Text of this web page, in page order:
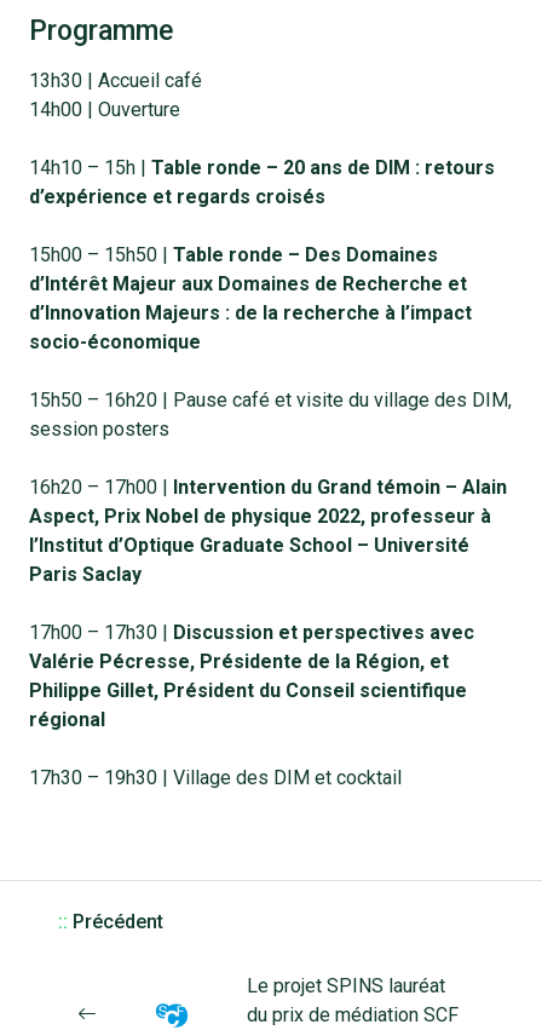
Programme
13h30 | Accueil café
14h00 | Ouverture
14h10 – 15h | Table ronde – 20 ans de DIM : retours
d’expérience et regards croisés
15h00 – 15h50 | Table ronde – Des Domaines
d’Intérêt Majeur aux Domaines de Recherche et
d’Innovation Majeurs : de la recherche à l’impact
socio-économique
15h50 – 16h20 | Pause café et visite du village des DIM,
session posters
16h20 – 17h00 | Intervention du Grand témoin – Alain
Aspect, Prix Nobel de physique 2022, professeur à
l’Institut d’Optique Graduate School – Université
Paris Saclay
17h00 – 17h30 | Discussion et perspectives avec
Valérie Pécresse, Présidente de la Région, et
Philippe Gillet, Président du Conseil scientifique
régional
17h30 – 19h30 | Village des DIM et cocktail
:: Précédent
Le projet SPINS lauréat
du prix de médiation SCF